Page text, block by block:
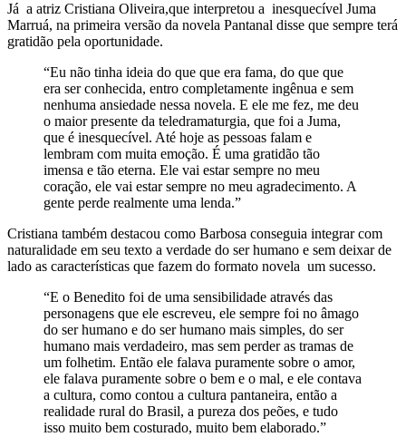
Já a atriz Cristiana Oliveira,que interpretou a inesquecível Juma
Marruá, na primeira versão da novela Pantanal disse que sempre terá
gratidão pela oportunidade.
“Eu não tinha ideia do que que era fama, do que que
era ser conhecida, entro completamente ingênua e sem
nenhuma ansiedade nessa novela. E ele me fez, me deu
o maior presente da teledramaturgia, que foi a Juma,
que é inesquecível. Até hoje as pessoas falam e
lembram com muita emoção. É uma gratidão tão
imensa e tão eterna. Ele vai estar sempre no meu
coração, ele vai estar sempre no meu agradecimento. A
gente perde realmente uma lenda.”
Cristiana também destacou como Barbosa conseguia integrar com
naturalidade em seu texto a verdade do ser humano e sem deixar de
lado as características que fazem do formato novela um sucesso.
“E o Benedito foi de uma sensibilidade através das
personagens que ele escreveu, ele sempre foi no âmago
do ser humano e do ser humano mais simples, do ser
humano mais verdadeiro, mas sem perder as tramas de
um folhetim. Então ele falava puramente sobre o amor,
ele falava puramente sobre o bem e o mal, e ele contava
a cultura, como contou a cultura pantaneira, então a
realidade rural do Brasil, a pureza dos peões, e tudo
isso muito bem costurado, muito bem elaborado.”